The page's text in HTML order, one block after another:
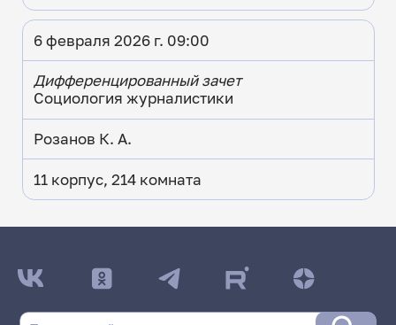
6 февраля 2026 г. 09:00
Дифференцированный зачет
Социология журналистики
Розанов К. А.
11 корпус, 214 комната
ДАТА ПОСЛЕДНЕГО ОБНОВЛЕНИЯ:
19.01.2026
журналистики